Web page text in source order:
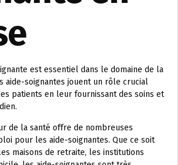
est essentiel dans le domaine de la
aide-soignantes jouent un rôle crucial
patients en leur fournissant des soins et
de la santé offre de nombreuses
pour les aide-soignantes. Que ce soit
maisons de retraite, les institutions